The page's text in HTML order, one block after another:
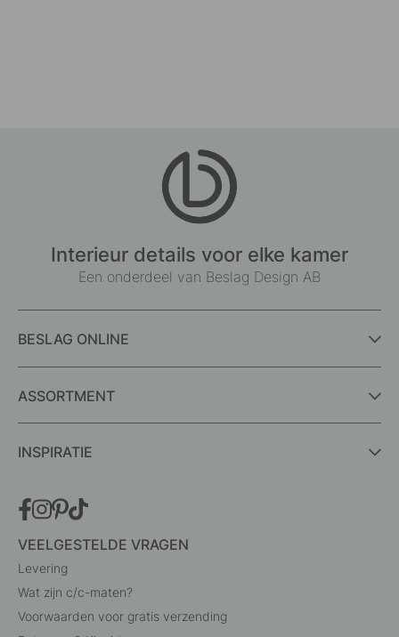
Interieur details voor elke kamer
Een onderdeel van Beslag Design AB
BESLAG ONLINE
ASSORTMENT
INSPIRATIE
VEELGESTELDE VRAGEN
Levering
Wat zijn c/c-maten?
Voorwaarden voor gratis verzending